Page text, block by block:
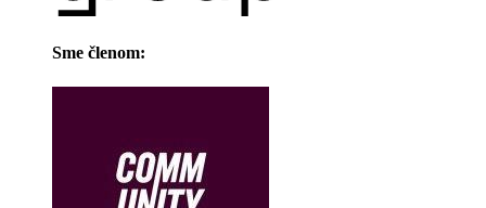
Sme členom: